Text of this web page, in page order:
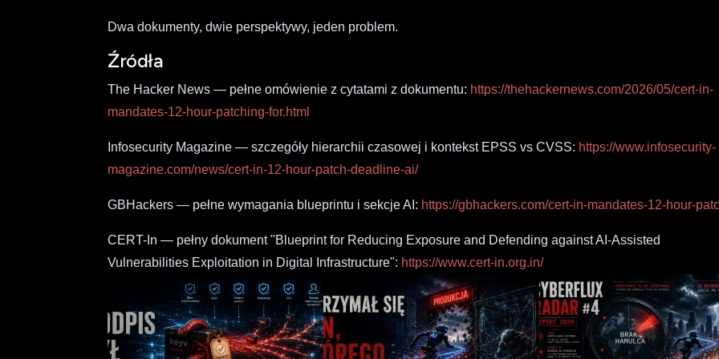
Dwa dokumenty, dwie perspektywy, jeden problem.
Źródła
The Hacker News — pełne omówienie z cytatami z dokumentu: https://thehackernews.com/2026/05/cert-in-
mandates-12-hour-patching-for.html
Infosecurity Magazine — szczegóły hierarchii czasowej i kontekst EPSS vs CVSS: https://www.infosecurity-
magazine.com/news/cert-in-12-hour-patch-deadline-ai/
GBHackers — pełne wymagania blueprintu i sekcje AI: https://gbhackers.com/cert-in-mandates-12-hour-
CERT-In — pełny dokument "Blueprint for Reducing Exposure and Defending against AI-Assisted
Vulnerabilities Exploitation in Digital Infrastructure": https://www.cert-in.org.in/